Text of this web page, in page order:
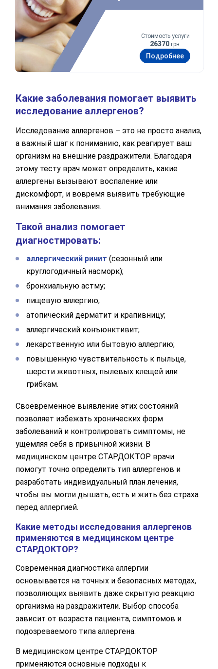
Стоимость услуги
26370 грн.
Подробнее
Какие заболевания помогает выявить
исследование аллергенов?
Исследование аллергенов – это не просто анализ,
а важный шаг к пониманию, как реагирует ваш
организм на внешние раздражители. Благодаря
этому тесту врач может определить, какие
аллергены вызывают воспаление или
дискомфорт, и вовремя выявить требующие
внимания заболевания.
Такой анализ помогает
диагностировать:
аллергический ринит (сезонный или
круглогодичный насморк);
бронхиальную астму;
пищевую аллергию;
атопический дерматит и крапивницу;
аллергический конъюнктивит;
лекарственную или бытовую аллергию;
повышенную чувствительность к пыльце,
шерсти животных, пылевых клещей или
грибкам.
Своевременное выявление этих состояний
позволяет избежать хронических форм
заболеваний и контролировать симптомы, не
ущемляя себя в привычной жизни. В
медицинском центре СТАРДОКТОР врачи
помогут точно определить тип аллергенов и
разработать индивидуальный план лечения,
чтобы вы могли дышать, есть и жить без страха
перед аллергией.
Какие методы исследования аллергенов
применяются в медицинском центре
СТАРДОКТОР?
Современная диагностика аллергии
основывается на точных и безопасных методах,
позволяющих выявить даже скрытую реакцию
организма на раздражители. Выбор способа
зависит от возраста пациента, симптомов и
подозреваемого типа аллергена.
В медицинском центре СТАРДОКТОР
применяются основные подходы к